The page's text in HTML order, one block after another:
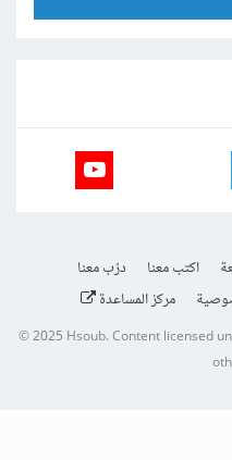
اكتب معنا
درّب معنا
مركز المساعدة
© 2025 Hsoub.Content licensed